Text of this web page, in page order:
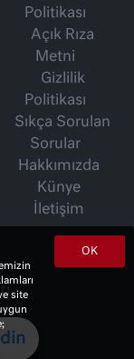
Politikası
Açık Rıza
Metni
Gizlilik
Politikası
Sıkça Sorulan
Sorular
Hakkımızda
Künye
İletişim
OK
site